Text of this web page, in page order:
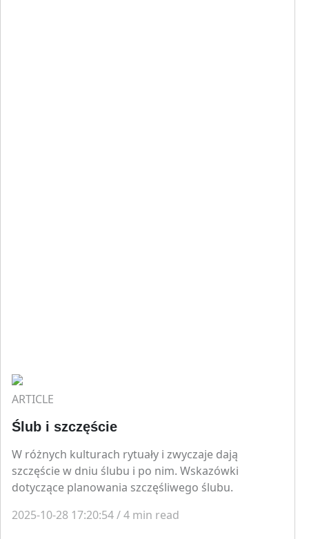
ARTICLE
Ślub i szczęście
W różnych kulturach rytuały i zwyczaje dają
szczęście w dniu ślubu i po nim. Wskazówki
dotyczące planowania szczęśliwego ślubu.
2025-10-28 17:20:54/4 min read